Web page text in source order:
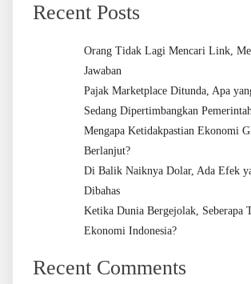
Recent Posts
Orang Tidak Lagi Mencari Link,
Jawaban
Pajak Marketplace Ditunda, Apa
Sedang Dipertimbangkan
Mengapa Ketidakpastian Ekonomi
Berlanjut?
Di Balik Naiknya Dolar, Ada Efek
Dibahas
Ketika Dunia Bergejolak, Seberapa
Ekonomi Indonesia?
Recent Comments